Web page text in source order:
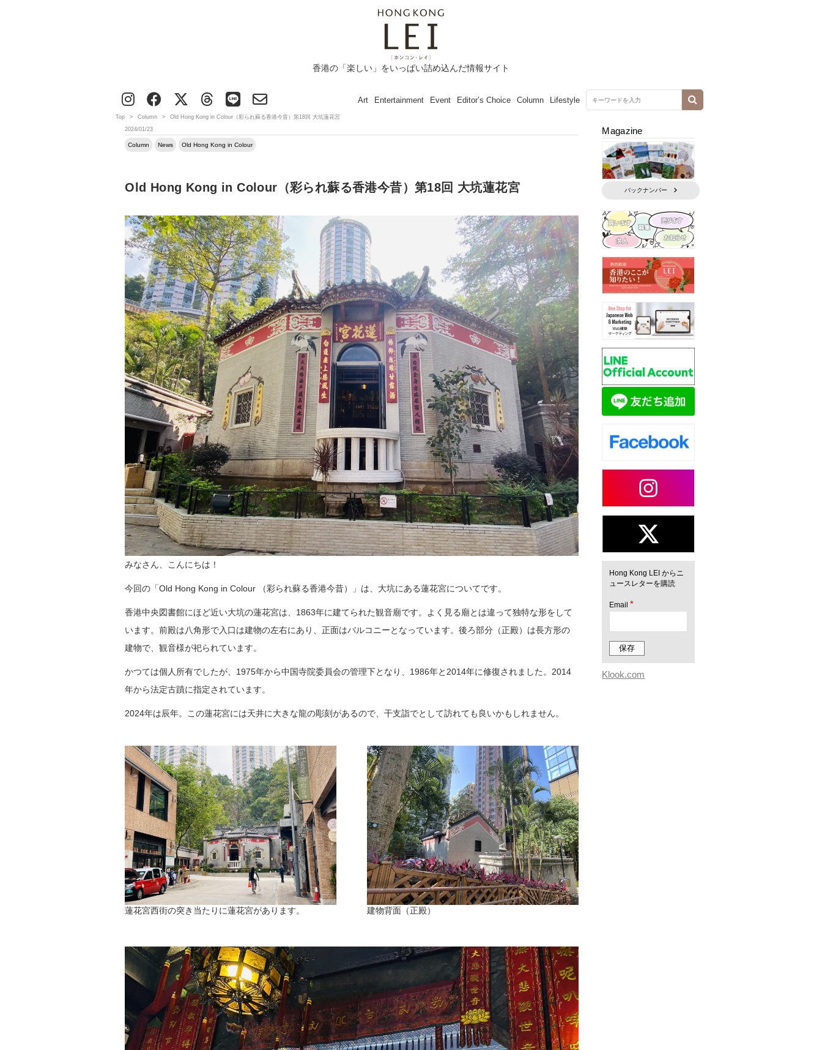
香港の「楽しい」をいっぱい詰め込んだ情報サイト
Art Entertainment Event Editor’s Choice Column Lifestyle
Top > Column >
Old Hong Kong in Colour（彩られ蘇る香港今昔）第18回 大坑蓮花宮
2024/01/23
Column News Old Hong Kong in Colour
Old Hong Kong in Colour（彩られ蘇る香港今昔）第18回 大坑蓮花宮
みなさん、こんにちは！
今回の「Old Hong Kong in Colour （彩られ蘇る香港今昔）」は、大坑にある蓮花宮についてです。
香港中央図書館にほど近い大坑の蓮花宮は、1863年に建てられた観音廟です。よく見る廟とは違って独特な形をして
います。前殿は八角形で入口は建物の左右にあり、正面はバルコニーとなっています。後ろ部分（正殿）は長方形の
建物で、観音様が祀られています。
かつては個人所有でしたが、1975年から中国寺院委員会の管理下となり、1986年と2014年に修復されました。2014
年から法定古蹟に指定されています。
2024年は辰年。この蓮花宮には天井に大きな龍の彫刻があるので、干支詣でとして訪れても良いかもしれません。
蓮花宮西街の突き当たりに蓮花宮があります。 建物背面（正殿）
Magazine
バックナンバー
Hong Kong LEI からニ
ュースレターを購読
Email*
Klook.com